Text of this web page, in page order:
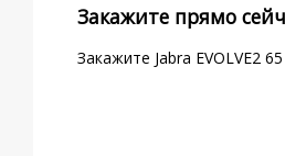
Закажите прямо
Закажите Jabra EVOLVE2